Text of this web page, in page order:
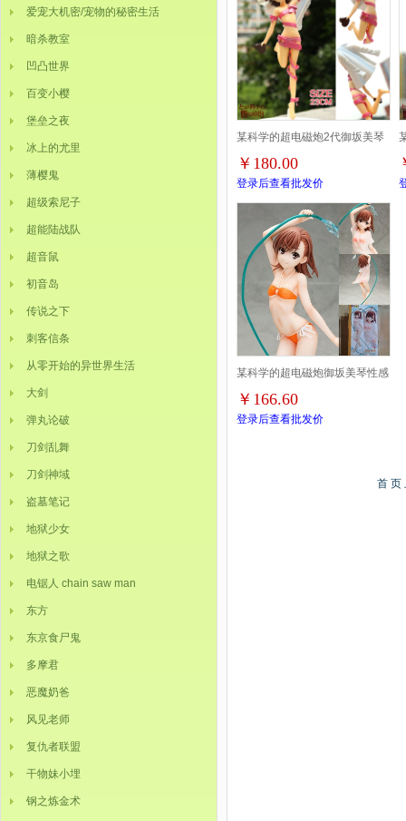
爱宠大机密/宠物的秘密生活
暗杀教室
凹凸世界
百变小樱
堡垒之夜
冰上的尤里
薄樱鬼
超级索尼子
超能陆战队
超音鼠
初音岛
传说之下
刺客信条
从零开始的异世界生活
大剑
弹丸论破
刀剑乱舞
刀剑神域
盗墓笔记
地狱少女
地狱之歌
电锯人 chain saw man
东方
东京食尸鬼
多摩君
恶魔奶爸
风见老师
复仇者联盟
干物妹小埋
钢之炼金术
某科学的超电磁炮2代御坂美琴
Q版红色盒装手办23CM
￥180.00
登录后查看批发价
某科学的超电磁炮御坂美琴性感
泳装版盒装手办28CM
￥166.60
登录后查看批发价
首 页